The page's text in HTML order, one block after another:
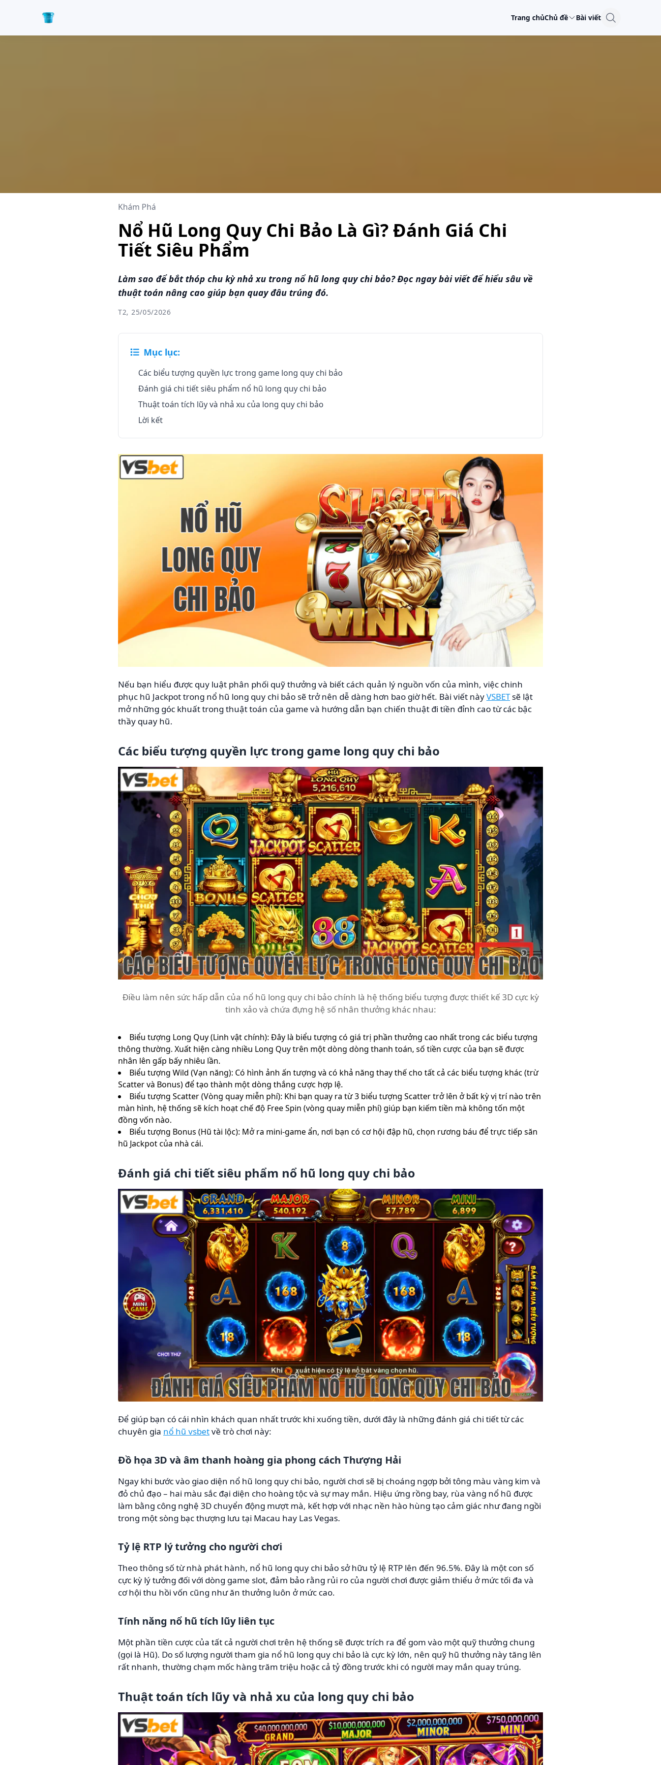
Trang chủChủ đề Bài viết
Khám Phá
Nổ Hũ Long Quy Chi Bảo Là Gì? Đánh Giá Chi
Tiết Siêu Phẩm
Làm sao để bắt thóp chu kỳ nhả xu trong nổ hũ long quy chi bảo? Đọc ngay bài viết để hiểu sâu về
thuật toán nâng cao giúp bạn quay đâu trúng đó.
T2, 25/05/2026
Mục lục:
Các biểu tượng quyền lực trong game long quy chi bảo
Đánh giá chi tiết siêu phẩm nổ hũ long quy chi bảo
Thuật toán tích lũy và nhả xu của long quy chi bảo
Lời kết
Nếu bạn hiểu được quy luật phân phối quỹ thưởng và biết cách quản lý nguồn vốn của mình, việc chinh
phục hũ Jackpot trong nổ hũ long quy chi bảo sẽ trở nên dễ dàng hơn bao giờ hết. Bài viết nàyVSBETsẽ lật
mở những góc khuất trong thuật toán của game và hướng dẫn bạn chiến thuật đi tiền đỉnh cao từ các bậc
thầy quay hũ.
Các biểu tượng quyền lực trong game long quy chi bảo
Điều làm nên sức hấp dẫn của nổ hũ long quy chi bảo chính là hệ thống biểu tượng được thiết kế 3D cực kỳ
tinh xảo và chứa đựng hệ số nhân thưởng khác nhau:
Biểu tượng Long Quy (Linh vật chính): Đây là biểu tượng có giá trị phần thưởng cao nhất trong các biểu tượng
thông thường. Xuất hiện càng nhiều Long Quy trên một dòng dòng thanh toán, số tiền cược của bạn sẽ được
nhân lên gấp bấy nhiêu lần.
Biểu tượng Wild (Vạn năng): Có hình ảnh ấn tượng và có khả năng thay thế cho tất cả các biểu tượng khác (trừ
Scatter và Bonus) để tạo thành một dòng thắng cược hợp lệ.
Biểu tượng Scatter (Vòng quay miễn phí): Khi bạn quay ra từ 3 biểu tượng Scatter trở lên ở bất kỳ vị trí nào trên
màn hình, hệ thống sẽ kích hoạt chế độ Free Spin (vòng quay miễn phí) giúp bạn kiếm tiền mà không tốn một
đồng vốn nào.
Biểu tượng Bonus (Hũ tài lộc): Mở ra mini-game ẩn, nơi bạn có cơ hội đập hũ, chọn rương báu để trực tiếp săn
hũ Jackpot của nhà cái.
Đánh giá chi tiết siêu phẩm nổ hũ long quy chi bảo
Để giúp bạn có cái nhìn khách quan nhất trước khi xuống tiền, dưới đây là những đánh giá chi tiết từ các
chuyên gia nổ hũ vsbetvề trò chơi này:
Đồ họa 3D và âm thanh hoàng gia phong cách Thượng Hải
Ngay khi bước vào giao diện nổ hũ long quy chi bảo, người chơi sẽ bị choáng ngợp bởi tông màu vàng kim và
đỏ chủ đạo – hai màu sắc đại diện cho hoàng tộc và sự may mắn. Hiệu ứng rồng bay, rùa vàng nổ hũ được
làm bằng công nghệ 3D chuyển động mượt mà, kết hợp với nhạc nền hào hùng tạo cảm giác như đang ngồi
trong một sòng bạc thượng lưu tại Macau hay Las Vegas.
Tỷ lệ RTP lý tưởng cho người chơi
Theo thông số từ nhà phát hành, nổ hũ long quy chi bảo sở hữu tỷ lệ RTP lên đến 96.5%. Đây là một con số
cực kỳ lý tưởng đối với dòng game slot, đảm bảo rằng rủi ro của người chơi được giảm thiểu ở mức tối đa và
cơ hội thu hồi vốn cũng như ăn thưởng luôn ở mức cao.
Tính năng nổ hũ tích lũy liên tục
Một phần tiền cược của tất cả người chơi trên hệ thống sẽ được trích ra để gom vào một quỹ thưởng chung
(gọi là Hũ). Do số lượng người tham gia nổ hũ long quy chi bảo là cực kỳ lớn, nên quỹ hũ thưởng này tăng lên
rất nhanh, thường chạm mốc hàng trăm triệu hoặc cả tỷ đồng trước khi có người may mắn quay trúng.
Thuật toán tích lũy và nhả xu của long quy chi bảo